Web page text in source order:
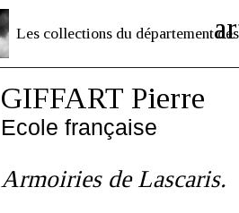
Les collections du département des
GIFFART Pierre
Ecole française
Armoiries de Lascaris.